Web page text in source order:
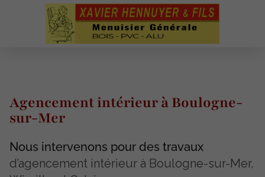
Agencement intérieur à Boulogne-
sur-Mer
Nous intervenons pour des travaux
d’agencement intérieur à Boulogne-sur-Mer,